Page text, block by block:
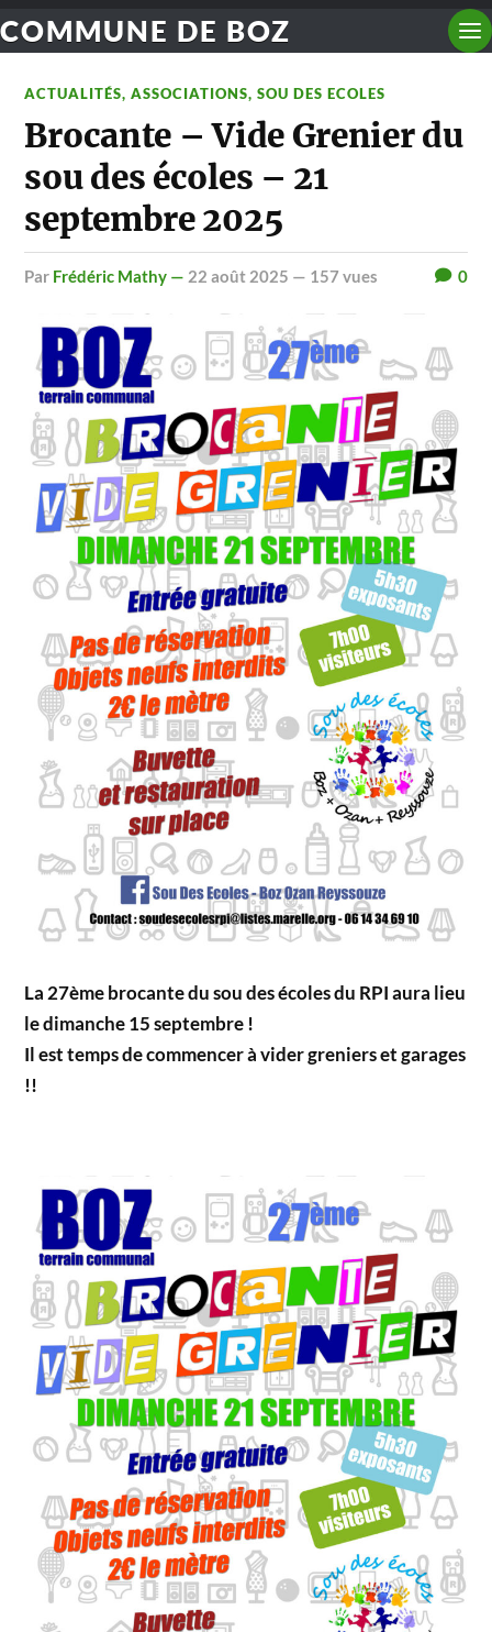
COMMUNE DE BOZ
ACTUALITÉS,ASSOCIATIONS,SOU DES ECOLES
Brocante – Vide Grenier du
sou des écoles – 21
septembre 2025
par Frédéric Mathy — 22 août 2025 — 157 vues 0
La 27ème brocante du sou des écoles du RPI aura lieu
le dimanche 15 septembre !
Il est temps de commencer à vider greniers et garages
!!